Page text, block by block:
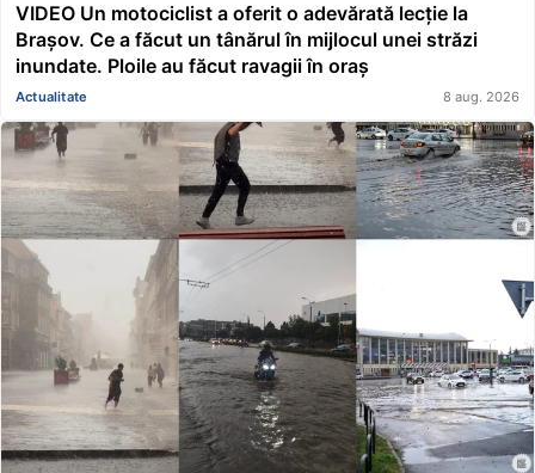
VIDEO Un motociclist a oferit o adevărată lecție la
Brașov. Ce a făcut un tânărul în mijlocul unei străzi
inundate. Ploile au făcut ravagii în oraș
Actualitate 8 aug. 2026